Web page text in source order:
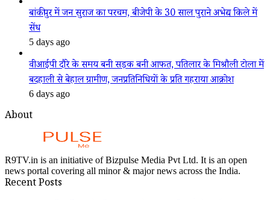
बांकीपुर में जन सुराज का परचम, बीजेपी के 30 साल पुराने अभेद्य किले में
सेंध
5 days ago
वीआईपी दौरे के समय बनी सड़क बनी आफत, पतिलार के मिश्रौली टोला में
बदहाली से बेहाल ग्रामीण, जनप्रतिनिधियों के प्रति गहराया आक्रोश
6 days ago
About
R9TV.in is an initiative of Bizpulse Media Pvt Ltd. It is an open
news portal covering all minor & major news across the India.
Recent Posts